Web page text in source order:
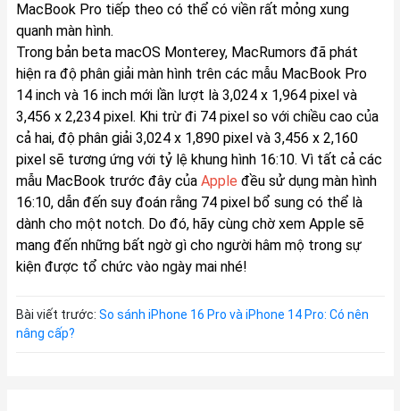
MacBook Pro tiếp theo có thể có viền rất mỏng xung
quanh màn hình.
Trong bản beta macOS Monterey, MacRumors đã phát
hiện ra độ phân giải màn hình trên các mẫu MacBook Pro
14 inch và 16 inch mới lần lượt là 3,024 x 1,964 pixel và
3,456 x 2,234 pixel. Khi trừ đi 74 pixel so với chiều cao của
cả hai, độ phân giải 3,024 x 1,890 pixel và 3,456 x 2,160
pixel sẽ tương ứng với tỷ lệ khung hình 16:10. Vì tất cả các
mẫu MacBook trước đây của Apple đều sử dụng màn hình
16:10, dẫn đến suy đoán rằng 74 pixel bổ sung có thể là
dành cho một notch. Do đó, hãy cùng chờ xem Apple sẽ
mang đến những bất ngờ gì cho người hâm mộ trong sự
kiện được tổ chức vào ngày mai nhé!
Bài viết trước: So sánh iPhone 16 Pro và iPhone 14 Pro: Có nên
nâng cấp?